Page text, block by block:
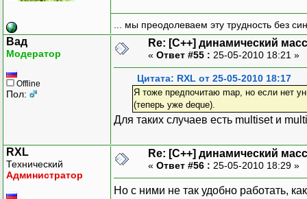
... мы преодолеваем эту трудность без
Вад
Модератор
Offline
Пол:
Re: [C++] динамический
« Ответ #55 : 25-05-2010 18:21 »
Цитата: RXL от 25-05-2010 18:17
Я тоже предпочитаю map, но если нет
(теперь уже deque).
Для таких случаев есть multiset и
RXL
Технический
Администратор
Re: [C++] динамический
« Ответ #56 : 25-05-2010 18:29 »
Но с ними не так удобно работать,